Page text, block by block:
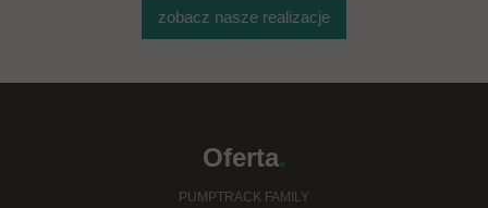
zobacz nasze realizacje
Oferta.
PUMPTRACK FAMILY